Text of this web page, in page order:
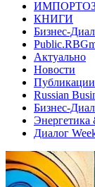
КНИГИ
Бизнес-
Актуально
Новости
Публикации
Russian
Бизнес-
Диалог